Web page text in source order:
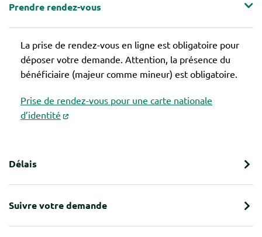
Prendre rendez-vous
La prise de rendez-vous en ligne est obligatoire pour
déposer votre demande. Attention, la présence du
bénéficiaire (majeur comme mineur) est obligatoire.
Prise de rendez-vous pour une carte nationale
d’identité
Délais
Suivre votre demande